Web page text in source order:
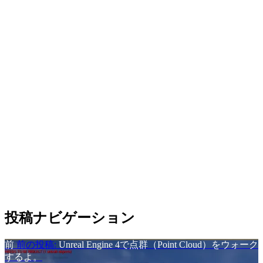
投稿ナビゲーション
前 前の投稿: Unreal Engine 4で点群（Point Cloud）をウォーク
するよ。